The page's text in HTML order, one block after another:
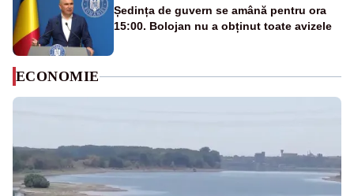
Ședința de guvern se amână pentru ora
15:00. Bolojan nu a obținut toate avizele
ECONOMIE